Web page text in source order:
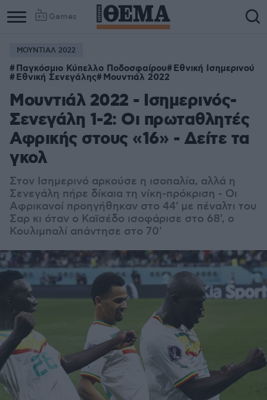
Games
ΜΟΥΝΤΙΑΛ 2022
Παγκόσμιο Κύπελλο Ποδοσφαίρου Εθνική Ισημερινού
Εθνική Σενεγάλης Μουντιάλ 2022
Μουντιάλ 2022 - Ισημερινός-
Σενεγάλη 1-2: Οι πρωταθλητές
Αφρικής στους «16» - Δείτε τα
γκολ
Στον Ισημερινό αρκούσε η ισοπαλία, αλλά η
Σενεγάλη πήρε δίκαια τη νίκη-πρόκριση - Οι
Αφρικανοί προηγήθηκαν στο 44' με πέναλτι του
Σαρ κι όταν ο Καϊσέδο ισοφάρισε στο 68', ο
Κουλιμπαλί απάντησε στο 70'